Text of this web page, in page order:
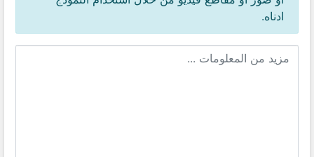
ادناه.